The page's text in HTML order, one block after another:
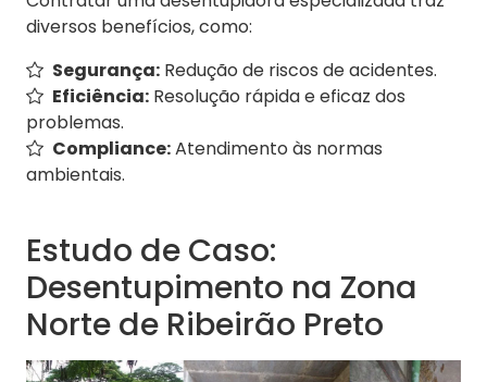
diversos benefícios, como:
Segurança: Redução de riscos de acidentes.
Eficiência: Resolução rápida e eficaz dos
problemas.
Compliance:Atendimento às normas
ambientais.
Estudo de Caso:
Desentupimento na Zona
Norte de Ribeirão Preto